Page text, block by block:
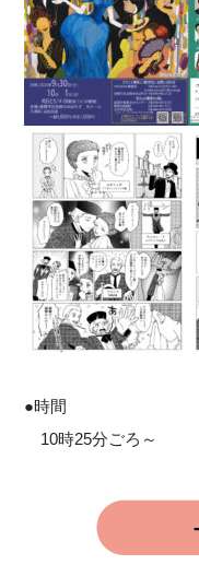
●時間
10時25分ごろ～